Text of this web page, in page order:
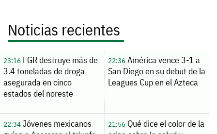
Noticias recientes
23:16FGR destruye más de
3.4 toneladas de droga
asegurada en cinco
estados del noreste
22:36América vence 3-1 a
San Diego en su debut de la
Leagues Cup en el Azteca
22:34Jóvenes mexicanos
21:56Qué dice el color de la